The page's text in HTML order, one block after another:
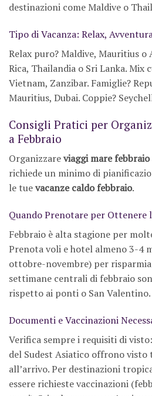
destinazioni come Maldive o
Tipo di Vacanza: Relax,
Relax puro? Maldive, Mauritius o
Rica, Thailandia o Sri Lanka. Mix
Vietnam, Zanzibar. Famiglie?
Mauritius, Dubai. Coppie?
Consigli Pratici per
a Febbraio
Organizzareviaggi mare febbraio
richiede un minimo di
le tuevacanze caldo febbraio.
Quando Prenotare per
Febbraio è alta stagione per
Prenota voli e hotel almeno 3-4
ottobre-novembre) per
settimane centrali di febbraio
rispetto ai ponti o San Valentino.
Documenti e Vaccinazioni
Verifica sempre i requisiti di
del Sudest Asiatico offrono
all’arrivo. Per destinazioni
essere richieste vaccinazioni